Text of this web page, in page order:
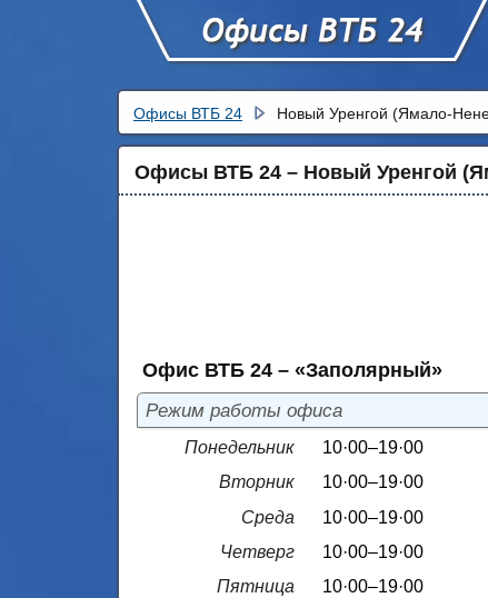
Офисы ВТБ 24 Новый Уренгой (Ямало-
Офисы ВТБ 24 – Новый Уренгой
Офис ВТБ 24 – «Заполярный»
Режим работы офиса
Понедельник
10·00–19·00
Вторник
10·00–19·00
Среда
10·00–19·00
Четверг
10·00–19·00
Пятница
10·00–19·00